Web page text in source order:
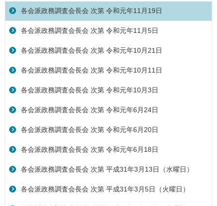
各会派政務調査会長会 次第 令和元年11月19日
各会派政務調査会長会 次第 令和元年11月5日
各会派政務調査会長会 次第 令和元年10月21日
各会派政務調査会長会 次第 令和元年10月11日
各会派政務調査会長会 次第 令和元年10月3日
各会派政務調査会長会 次第 令和元年6月24日
各会派政務調査会長会 次第 令和元年6月20日
各会派政務調査会長会 次第 令和元年6月18日
各会派政務調査会長会 次第 平成31年3月13日（水曜日）
各会派政務調査会長会 次第 平成31年3月5日（火曜日）